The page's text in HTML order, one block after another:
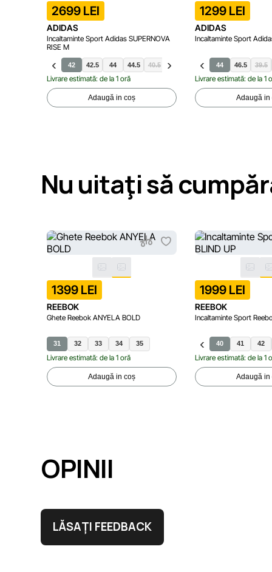
2699 LEI
ADIDAS
Incaltaminte Sport Adidas SUPERNOVA
RISE M
42 42.5 44 44.5 40.5 41.5 43.5 45.5 46 46.5
Livrare estimată: de la 1 oră
Adaugă in coș
1299 LEI
ADIDAS
Incaltaminte Sport
40.5 44 46.5 39.5
Livrare estimată: de la 1
Adaugă in
Nu uitaţi să
1399 LEI
REEBOK
Ghete Reebok ANYELA BOLD
31 32 33 34 35
Livrare estimată: de la 1 oră
Adaugă in coș
1999 LEI
REEBOK
Incaltaminte Sport
40 41 42
Livrare estimată: de la 1
Adaugă in
OPINII
LĂSAȚI FEEDBACK